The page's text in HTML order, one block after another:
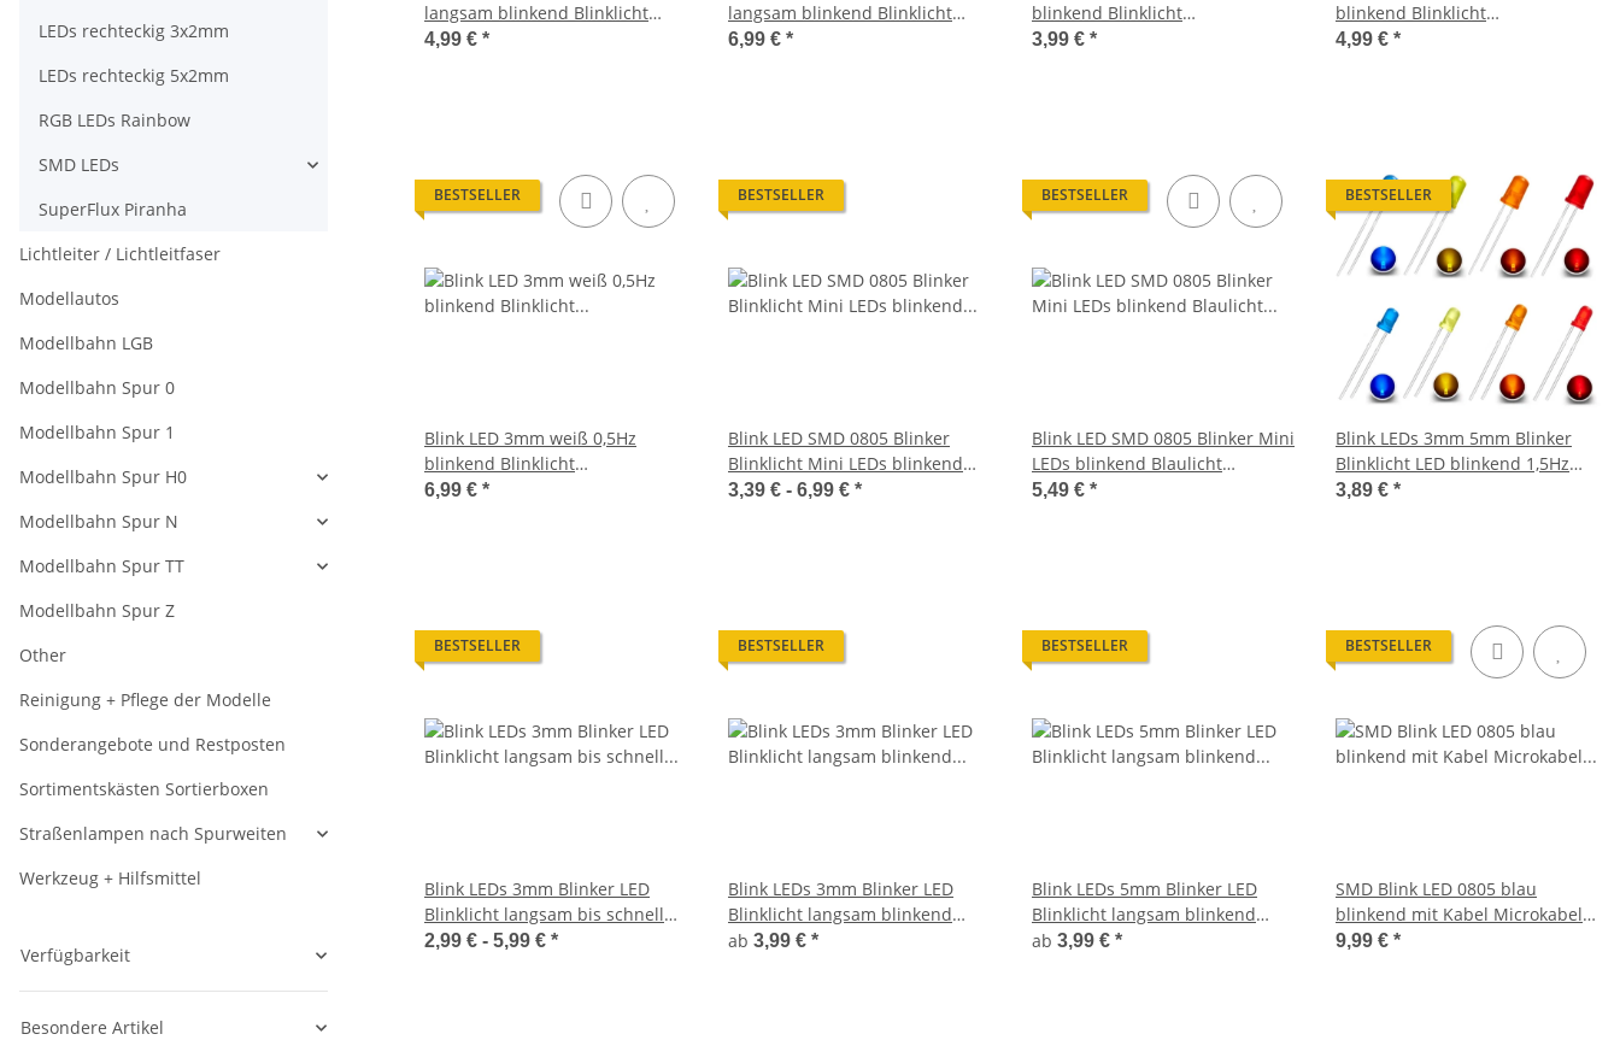
langsam blinkend Blinklicht
LEDs 20 Stück W410
4,99 € *
langsam blinkend Blinklicht
LEDs 50 Stück W410
6,99 € *
blinkend Blinklicht
Blinksteuerung LEDs 10 Stück
3,99 € *
blinkend Blinklicht
Blinksteuerung LEDs 20 Stück
4,99 € *
BESTSELLER
Blink LED 3mm weiß 0,5Hz
blinkend Blinklicht
Blinksteuerung LEDs 50 Stück
6,99 € *
BESTSELLER
Blink LED SMD 0805 Blinker
Blinklicht Mini LEDs blinkend
1,5Hz (90x pro Minute)
3,39 € - 6,99 € *
BESTSELLER
Blink LED SMD 0805 Blinker Mini
LEDs blinkend Blaulicht
Blinklicht 7 Farben S861
5,49 € *
BESTSELLER
Blink LEDs 3mm 5mm Blinker
Blinklicht LED blinkend 1,5Hz
90x pro Minute 10 Stück
3,89 € *
BESTSELLER
Blink LEDs 3mm Blinker LED
Blinklicht langsam bis schnell
blinkend 1-3Hz Auswahl
2,99 € - 5,99 € *
BESTSELLER
Blink LEDs 3mm Blinker LED
Blinklicht langsam blinkend
0,5Hz (30x pro Minute)
ab 3,99 € *
BESTSELLER
Blink LEDs 5mm Blinker LED
Blinklicht langsam blinkend
0,5Hz (30x pro Minute)
ab 3,99 € *
BESTSELLER
SMD Blink LED 0805 blau
blinkend mit Kabel Microkabel
LEDs 10 Stück S1148
9,99 € *
LEDs rechteckig 3x2mm
LEDs rechteckig 5x2mm
RGB LEDs Rainbow
SMD LEDs
SuperFlux Piranha
Lichtleiter / Lichtleitfaser
Modellautos
Modellbahn LGB
Modellbahn Spur 0
Modellbahn Spur 1
Modellbahn Spur H0
Modellbahn Spur N
Modellbahn Spur TT
Modellbahn Spur Z
Other
Reinigung + Pflege der Modelle
Sonderangebote und Restposten
Sortimentskästen Sortierboxen
Straßenlampen nach Spurweiten
Werkzeug + Hilfsmittel
Verfügbarkeit
Besondere Artikel